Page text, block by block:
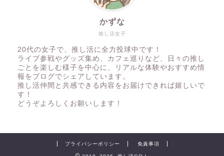
推し活女子
かずな
20代の女子で、推し活に全力投球中です！
ライブ参戦やグッズ集め、カフェ巡りなど、日々の推し
ごとを楽しむ様子を中心に、リアルな体験やおすすめ情
報をブログでシェアしています。
推し活仲間と共感できる内容をお届けできれば嬉しいで
す！
どうぞよろしくお願いします！
プライバシーポリシー 免責事項